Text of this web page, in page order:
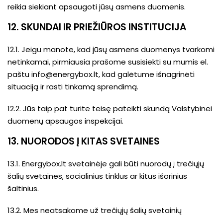
reikia siekiant apsaugoti jūsų asmens duomenis.
12. SKUNDAI IR PRIEŽIŪROS INSTITUCIJA
12.1. Jeigu manote, kad jūsų asmens duomenys tvarkomi
netinkamai, pirmiausia prašome susisiekti su mumis el.
paštuinfo@energybox.lt, kad galėtume išnagrinėti
situaciją ir rasti tinkamą sprendimą.
12.2. Jūs taip pat turite teisę pateikti skundą Valstybinei
duomenų apsaugos inspekcijai.
13. NUORODOS Į KITAS SVETAINES
13.1. Energybox.lt svetainėje gali būti nuorodų į trečiųjų
šalių svetaines, socialinius tinklus ar kitus išorinius
šaltinius.
13.2. Mes neatsakome už trečiųjų šalių svetainių